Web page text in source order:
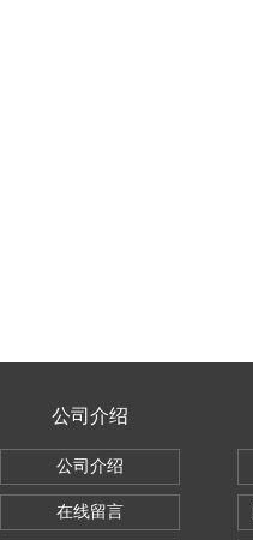
公司介绍
公司介绍
在线留言